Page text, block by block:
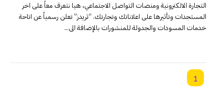
التجارة الالكترونية ومنصات التواصل الاجتماعي، هيا نتعرف معاً على اخر
المستجدات وتأثيرها على اعلاناتك وتجارتك. “ثريدز” تعلن رسمياً عن اتاحة
خدمات المسودات والجدولة للمنشورات بالإضافة الى...
1